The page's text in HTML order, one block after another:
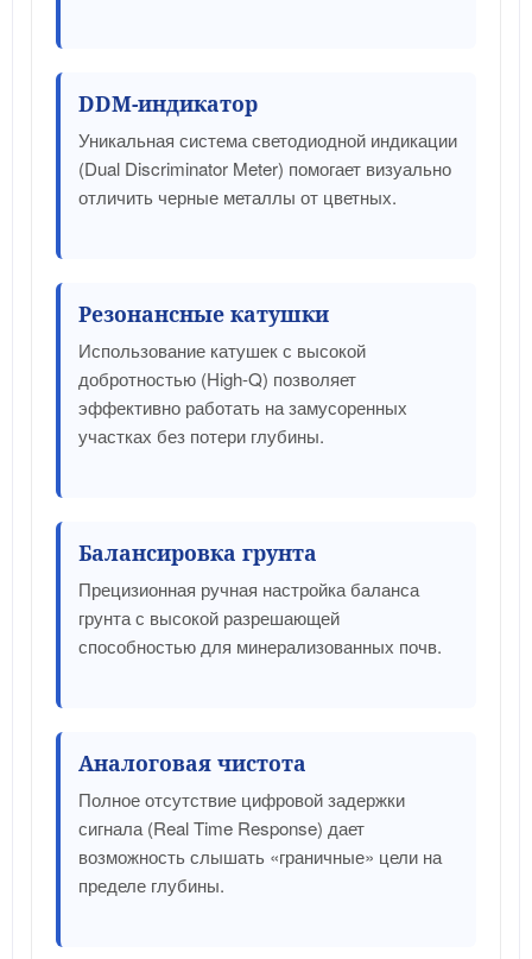
DDM-индикатор
Уникальная система светодиодной индикации
(Dual Discriminator Meter) помогает визуально
отличить черные металлы от цветных.
Резонансные катушки
Использование катушек с высокой
добротностью (High-Q) позволяет
эффективно работать на замусоренных
участках без потери глубины.
Балансировка грунта
Прецизионная ручная настройка баланса
грунта с высокой разрешающей
способностью для минерализованных почв.
Аналоговая чистота
Полное отсутствие цифровой задержки
сигнала (Real Time Response) дает
возможность слышать «граничные» цели на
пределе глубины.